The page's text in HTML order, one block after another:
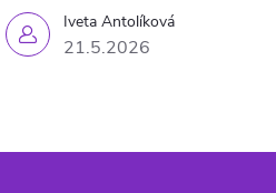
Iveta Antolíková
21.5.2026